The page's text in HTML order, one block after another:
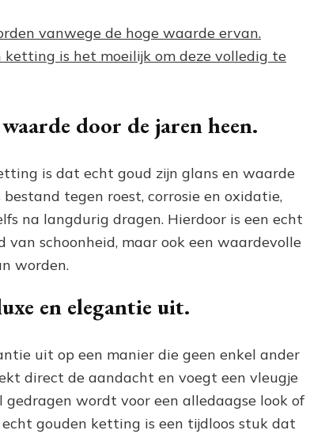
vanwege de hoge waarde ervan.
is het moeilijk om deze volledig te
door de jaren heen.
is dat echt goud zijn glans en waarde
tegen roest, corrosie en oxidatie,
na langdurig dragen. Hierdoor is een echt
schoonheid, maar ook een waardevolle
worden.
en elegantie uit.
uit op een manier die geen enkel ander
direct de aandacht en voegt een vleugje
wordt voor een alledaagse look of
gouden ketting is een tijdloos stuk dat